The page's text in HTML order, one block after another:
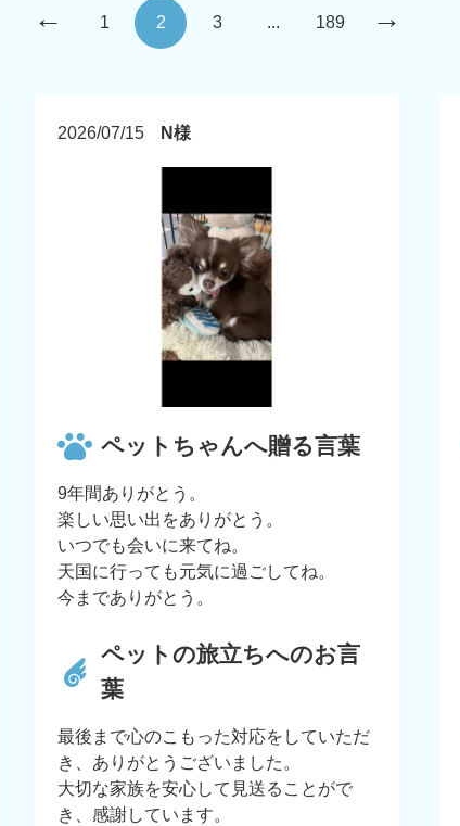
← 1 2 3 ... 189 →
2026/07/15 N様
ペットちゃんへ贈る言葉
9年間ありがとう。
楽しい思い出をありがとう。
いつでも会いに来てね。
天国に行っても元気に過ごしてね。
今までありがとう。
ペットの旅立ちへのお言
葉
最後まで心のこもった対応をしていただ
き、ありがとうございました。
大切な家族を安心して見送ることがで
き、感謝しています。